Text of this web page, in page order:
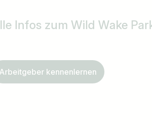
Infos zum Wild Wake
Arbeitgeber kennenlernen
Ich suche nach …
z.B.